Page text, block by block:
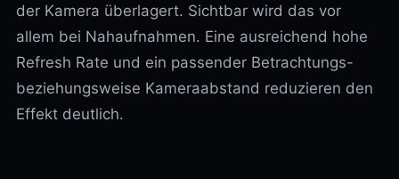
der Kamera überlagert. Sichtbar wird das vor
allem bei Nahaufnahmen. Eine ausreichend hohe
Refresh Rate und ein passender Betrachtungs-
beziehungsweise Kameraabstand reduzieren den
Effekt deutlich.